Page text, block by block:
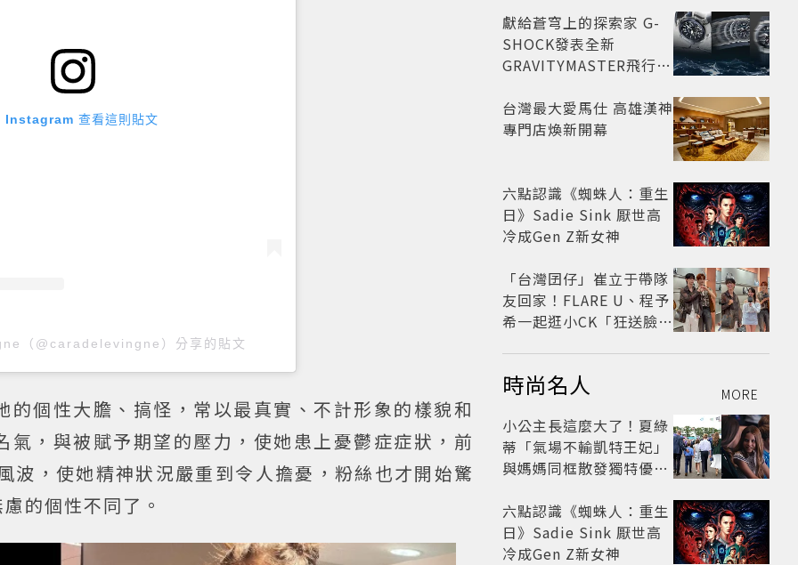
Instagram 查看這則貼文
（@caradelevingne）分享的貼文
個性大膽、搞怪，常以最真實、不計形象的樣貌和
，與被賦予期望的壓力，使她患上憂鬱症症狀，前
波，使她精神狀況嚴重到令人擔憂，粉絲也才開始驚
的個性不同了。
獻給蒼穹上的探索家 G-
SHOCK發表全新
GRAVITYMASTER飛行表
台灣最大愛馬仕 高雄漢神
專門店煥新開幕
六點認識《蜘蛛人：重生
日》Sadie Sink 厭世高
冷成Gen Z新女神
「台灣囝仔」崔立于帶隊
友回家！FLARE U、程予
希一起逛小CK「狂送臉頰
時尚名人 MORE
小公主長這麼大了！夏綠
蒂「氣場不輸凱特王妃」
與媽媽同框散發獨特優雅
六點認識《蜘蛛人：重生
日》Sadie Sink 厭世高
冷成Gen Z新女神